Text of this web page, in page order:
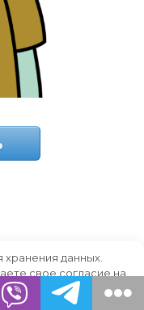
хранения данных.
свое согласие на
OK